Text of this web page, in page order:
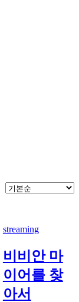
streaming
비비안 마
이어를 찾
아서